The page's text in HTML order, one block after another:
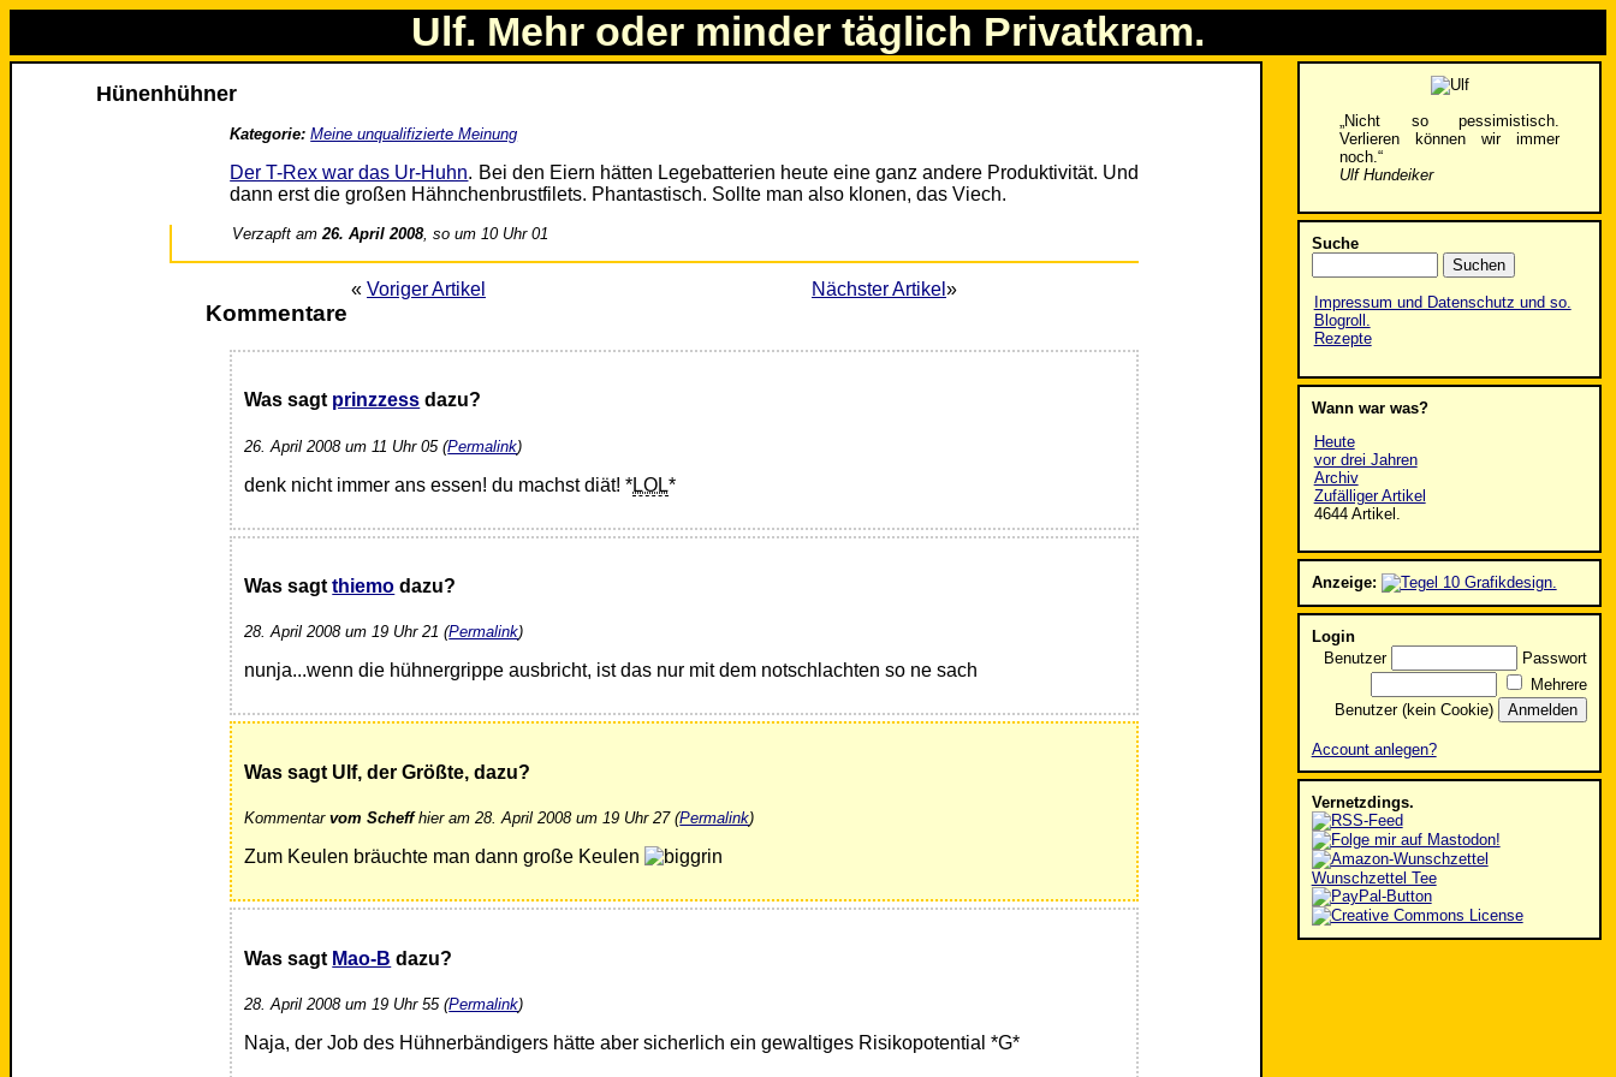
Ulf. Mehr oder minder täglich Privatkram.
Hünenhühner
Kategorie: Meine unqualifizierte Meinung
Der T-Rex war das Ur-Huhn. Bei den Eiern hätten Legebatterien heute eine ganz andere Produktivität. Und
dann erst die großen Hähnchenbrustfilets. Phantastisch. Sollte man also klonen, das Viech.
Verzapft am26. April 2008, so um 10 Uhr 01
« Voriger Artikel Nächster Artikel »
Kommentare
Was sagt prinzzess dazu?
26. April 2008 um 11 Uhr 05 (Permalink)
denk nicht immer ans essen! du machst diät! *LOL*
Was sagtthiemo dazu?
28. April 2008 um 19 Uhr 21 (Permalink)
nunja...wenn die hühnergrippe ausbricht, ist das nur mit dem notschlachten so ne sach
Was sagt Ulf, der Größte, dazu?
Kommentarvom Scheffhier am 28. April 2008 um 19 Uhr 27 (Permalink)
Zum Keulen bräuchte man dann große Keulen
Was sagt Mao-B dazu?
28. April 2008 um 19 Uhr 55 (Permalink)
Naja, der Job des Hühnerbändigers hätte aber sicherlich ein gewaltiges Risikopotential *G*
„Nicht so pessimistisch.
Verlieren können wir immer
noch.“
Ulf Hundeiker
Suche
Impressum und Datenschutz und so.
Blogroll.
Rezepte
Wann war was?
Heute
vor drei Jahren
Archiv
Zufälliger Artikel
4644 Artikel.
Anzeige:
Login
Benutzer
Passwort
Mehrere
Benutzer (kein Cookie)
Account anlegen?
Vernetzdings.
Wunschzettel Tee